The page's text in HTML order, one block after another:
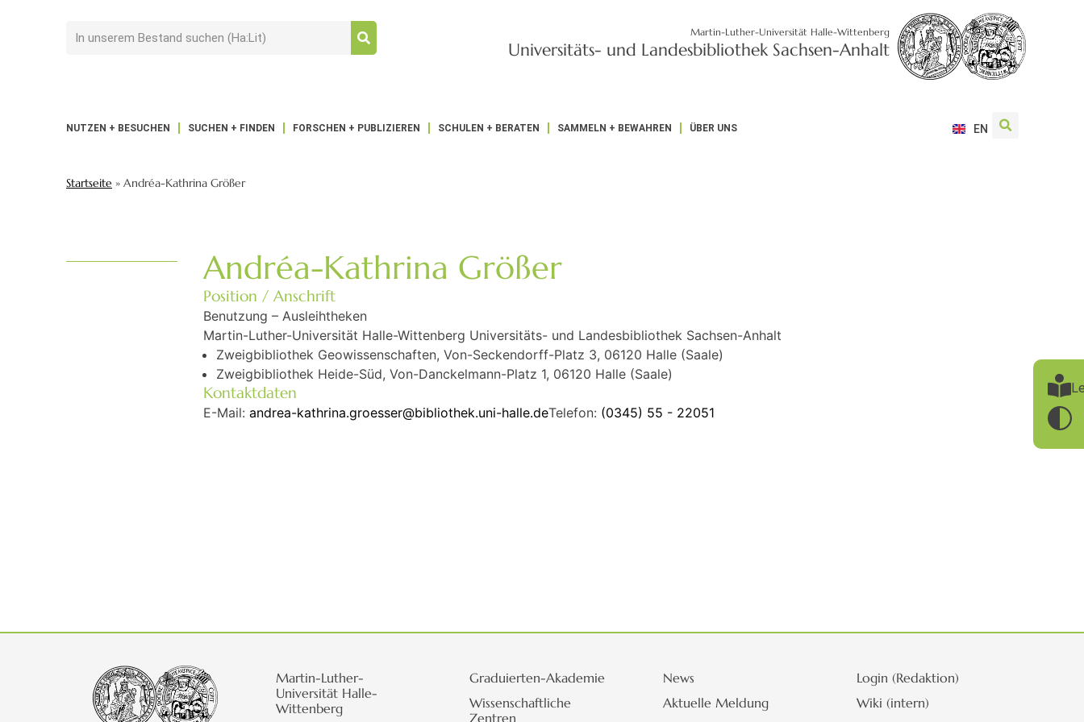
Martin-Luther-Universität Halle-Wittenberg
Universitäts- und Landesbibliothek Sachsen-Anhalt
NUTZEN + BESUCHEN SUCHEN + FINDEN FORSCHEN + PUBLIZIEREN SCHULEN + BERATEN SAMMELN + BEWAHREN ÜBER UNS EN
Startseite » Andréa-Kathrina Größer
Andréa-Kathrina Größer
Position / Anschrift
Benutzung – Ausleihtheken
Martin-Luther-Universität Halle-Wittenberg Universitäts- und Landesbibliothek Sachsen-Anhalt
Zweigbibliothek Geowissenschaften, Von-Seckendorff-Platz 3, 06120 Halle (Saale)
Zweigbibliothek Heide-Süd, Von-Danckelmann-Platz 1, 06120 Halle (Saale)
Kontaktdaten
E-Mail: andrea-kathrina.groesser@bibliothek.uni-halle.deTelefon: (0345) 55 - 22051
Martin-Luther-
Universität Halle-
Wittenberg
Graduierten-Akademie
Wissenschaftliche
Zentren
News
Aktuelle Meldung
Login (Redaktion)
Wiki (intern)